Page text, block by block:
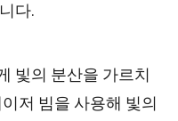
다.
빛의 분산을 가르치
저 빔을 사용해 빛의